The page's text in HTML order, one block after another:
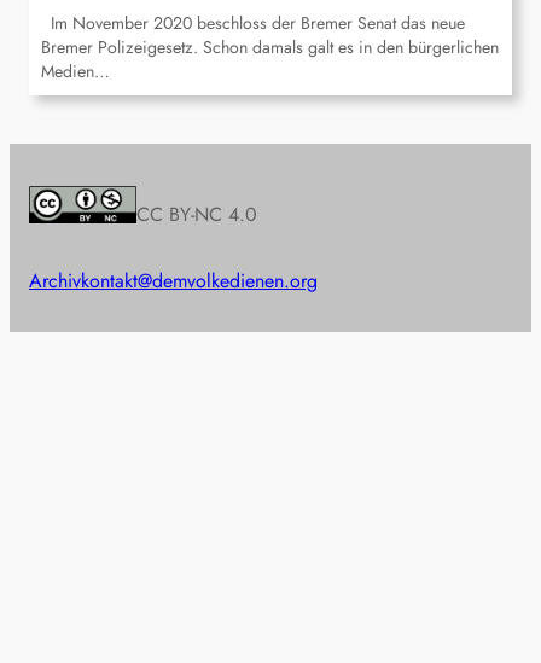
Im November 2020 beschloss der Bremer Senat das neue
Bremer Polizeigesetz. Schon damals galt es in den bürgerlichen
Medien…
CC BY-NC 4.0
Archivkontakt@demvolkedienen.org